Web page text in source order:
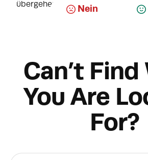
übergehen möchten.
Nein
Can’t
You Are
For?